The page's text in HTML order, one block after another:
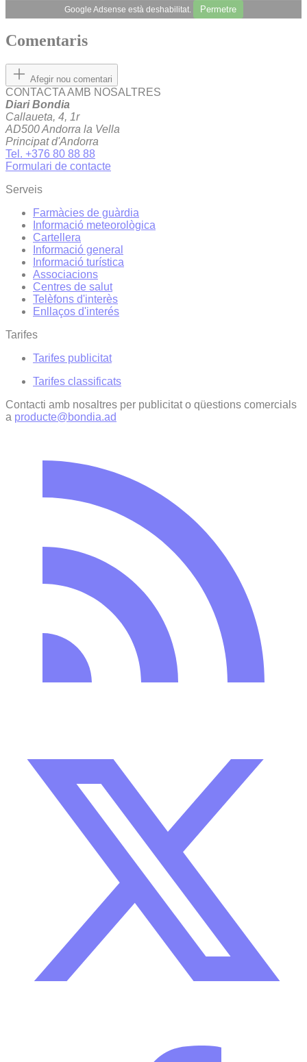
Google Adsense està deshabilitat. Permetre
Comentaris
Afegir nou comentari
CONTACTA AMB NOSALTRES
Diari Bondia
Callaueta, 4, 1r
AD500 Andorra la Vella
Principat d'Andorra
Tel. +376 80 88 88
Formulari de contacte
Serveis
Farmàcies de guàrdia
Informació meteorològica
Cartellera
Informació general
Informació turística
Associacions
Centres de salut
Telèfons d'interès
Enllaços d'interés
Tarifes
Tarifes publicitat
Tarifes classificats
Contacti amb nosaltres per publicitat o qüestions comercials
a producte@bondia.ad